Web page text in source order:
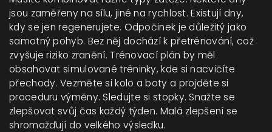
jsou zaměřeny na sílu, jiné na rychlost. Existují dny,
kdy se jen regenerujete. Odpočinek je důležitý jako
samotný pohyb. Bez něj dochází k přetrénování, což
zvyšuje riziko zranění. Trénovací plán by měl
obsahovat simulované tréninky, kde si nacvičíte
přechody. Vezměte si kolo a boty a projděte si
proceduru výměny. Sledujte si stopky. Snažte se
zlepšovat svůj čas každý týden. Malá zlepšení se
shromažďují do velkého výsledku.